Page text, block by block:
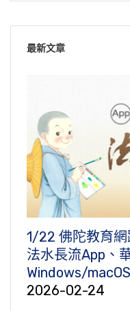
最新文章
1/22 佛陀教育網
法水長流App、
Windows/macOS
2026-02-24